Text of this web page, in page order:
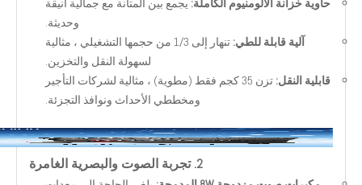
حاوية خزانة الألومنيوم الكاملة: يجمع بين المتانة مع جمالية أنيقة
وحديثة.
آلية قابلة للطي:
تنهار إلى 1/3 من حجمها التشغيلي ، مثالية
لسهولة النقل والتخزين.
قابلية النقل:
تزن 35 كجم فقط (مطوية) ، مثالية لشركات التأجير
ومخططي الأحداث ونوافذ التجزئة.
2. تجربة الصوت والبصرية الغامرة